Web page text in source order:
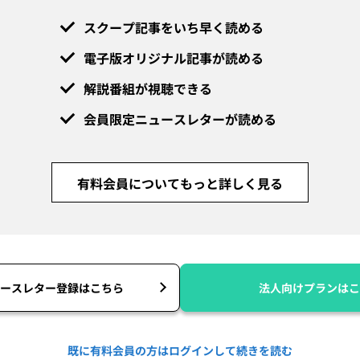
スクープ記事をいち早く読める
電子版オリジナル記事が読める
解説番組が視聴できる
会員限定ニュースレターが読める
有料会員についてもっと詳しく見る
スレター登録はこちら 法人向けプランは
既に有料会員の方はログインして続きを読む